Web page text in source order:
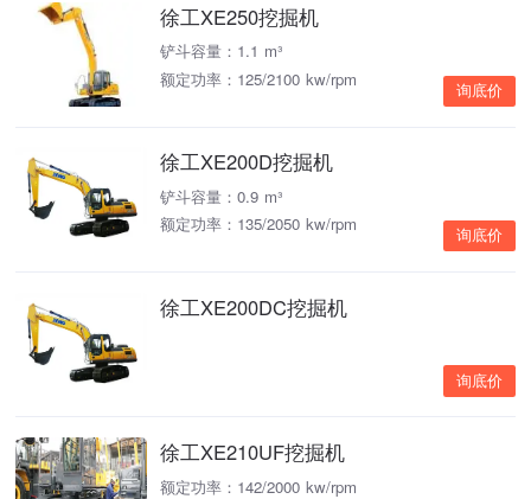
徐工XE250挖掘机
铲斗容量：1.1 m³
额定功率：125/2100 kw/rpm
询底价
徐工XE200D挖掘机
铲斗容量：0.9 m³
额定功率：135/2050 kw/rpm
询底价
徐工XE200DC挖掘机
询底价
徐工XE210UF挖掘机
额定功率：142/2000 kw/rpm